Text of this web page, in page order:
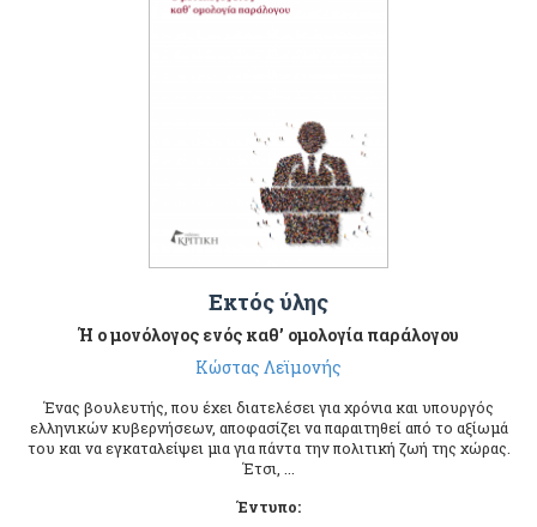
Εκτός ύλης
Ή ο μονόλογος ενός καθ’ ομολογία παράλογου
Κώστας Λεϊμονής
Ένας βουλευτής, που έχει διατελέσει για χρόνια και υπουργός
ελληνικών κυβερνήσεων, αποφασίζει να παραιτηθεί από το αξίωμά
του και να εγκαταλείψει μια για πάντα την πολιτική ζωή της χώρας.
Έτσι, ...
Έντυπο: